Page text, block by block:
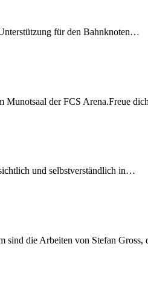
für den Bahnknoten…
Munotsaal der FCS Arena.Freue
und selbstverständlich in…
sind die Arbeiten von Stefan